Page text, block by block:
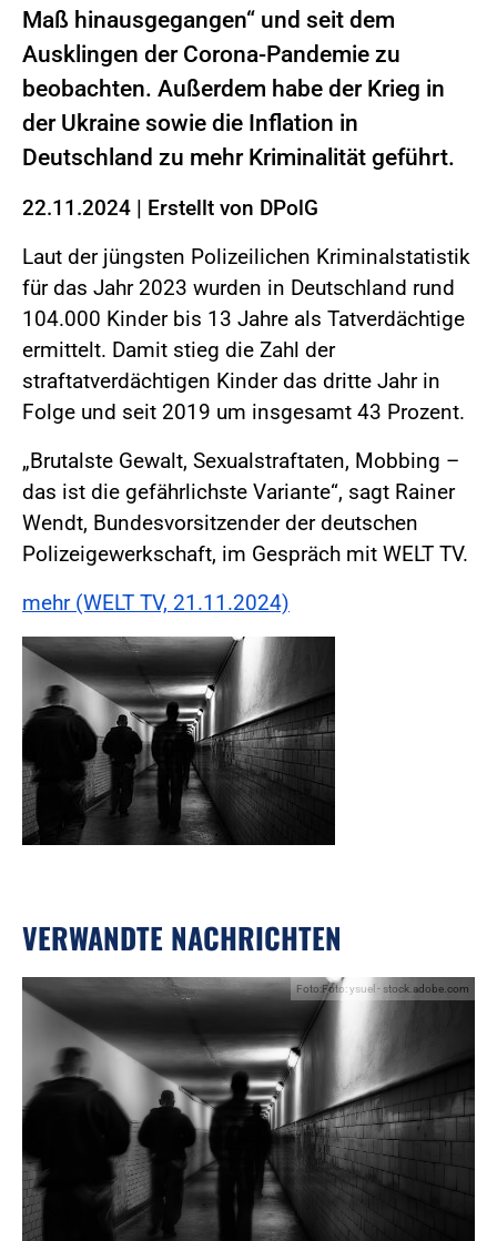
Maß hinausgegangen“ und seit dem
Ausklingen der Corona-Pandemie zu
beobachten. Außerdem habe der Krieg in
der Ukraine sowie die Inflation in
Deutschland zu mehr Kriminalität geführt.
22.11.2024 | Erstellt von DPolG
Laut der jüngsten Polizeilichen Kriminalstatistik
für das Jahr 2023 wurden in Deutschland rund
104.000 Kinder bis 13 Jahre als Tatverdächtige
ermittelt. Damit stieg die Zahl der
straftatverdächtigen Kinder das dritte Jahr in
Folge und seit 2019 um insgesamt 43 Prozent.
„Brutalste Gewalt, Sexualstraftaten, Mobbing –
das ist die gefährlichste Variante“, sagt Rainer
Wendt, Bundesvorsitzender der deutschen
Polizeigewerkschaft, im Gespräch mit WELT TV.
mehr (WELT TV, 21.11.2024)
VERWANDTE NACHRICHTEN
Foto:Foto: ysuel - stock.adobe.com